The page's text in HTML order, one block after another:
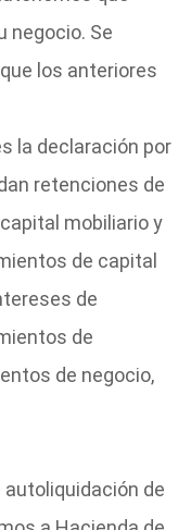
negocio. Se
los anteriores
la declaración por
retenciones de
mobiliario y
de capital
de
de
de negocio,
autoliquidación de